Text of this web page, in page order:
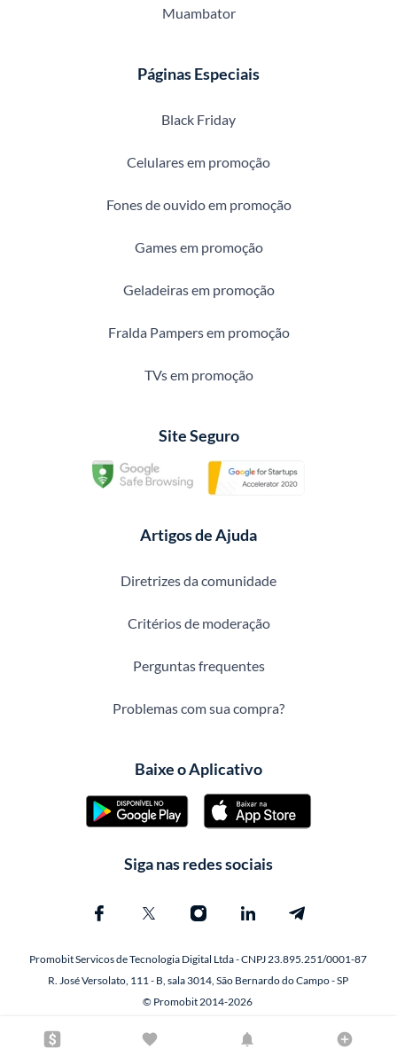
Muambator
Páginas Especiais
Black Friday
Celulares em promoção
Fones de ouvido em promoção
Games em promoção
Geladeiras em promoção
Fralda Pampers em promoção
TVs em promoção
Site Seguro
Artigos de Ajuda
Diretrizes da comunidade
Critérios de moderação
Perguntas frequentes
Problemas com sua compra?
Baixe o Aplicativo
Siga nas redes sociais
Promobit Servicos de Tecnologia Digital Ltda - CNPJ 23.895.251/0001-87
R. José Versolato, 111 - B, sala 3014, São Bernardo do Campo - SP
© Promobit 2014-2026